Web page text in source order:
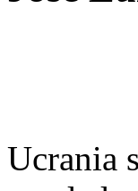
Ucrania